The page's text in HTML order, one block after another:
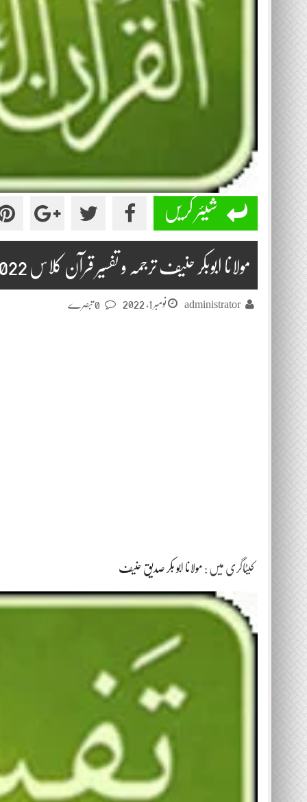
شیئر کریں
مولانا ابوبکر حنیف ترجمہ و تفسیر قرآن کلاس 2022-10-06
administrator نومبر 1, 2022
کیٹاگری میں : مولانا ابو بکر صدیق حنیف